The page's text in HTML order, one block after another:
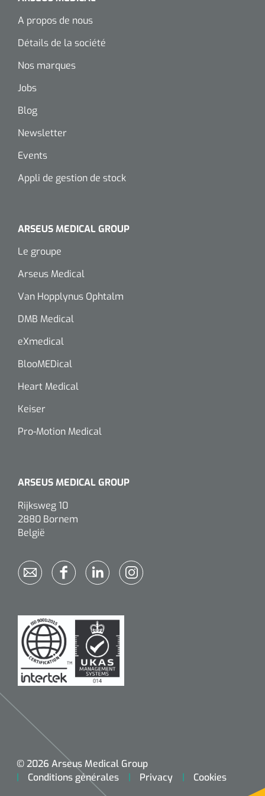
Wearables
Logiciel
Kits d'instruments
Champs stériles
Produits pour le traitement des plaies chroniques
Pansements en argent
Bandages paraffine
Pansements avec interface transparente
Alginates
Ouates
Agraffes de fixation
A propos de nous
Détails de la société
Nos marques
Jobs
Blog
Newsletter
Events
Appli de gestion de stock
ARSEUS MEDICAL GROUP
Le groupe
Arseus Medical
Van Hopplynus Ophtalm
DMB Medical
eXmedical
BlooMEDical
Heart Medical
Keiser
Pro-Motion Medical
ARSEUS MEDICAL GROUP
Rijksweg 10
2880 Bornem
België
© 2026 Arseus Medical Group
Conditions générales
Privacy Cookies